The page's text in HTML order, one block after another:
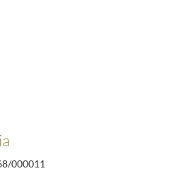
da República, Jorge Sampaio, por ocasião
000011